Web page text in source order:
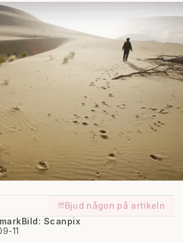
Bjud någon på artikeln
11
Bild: Scanpix